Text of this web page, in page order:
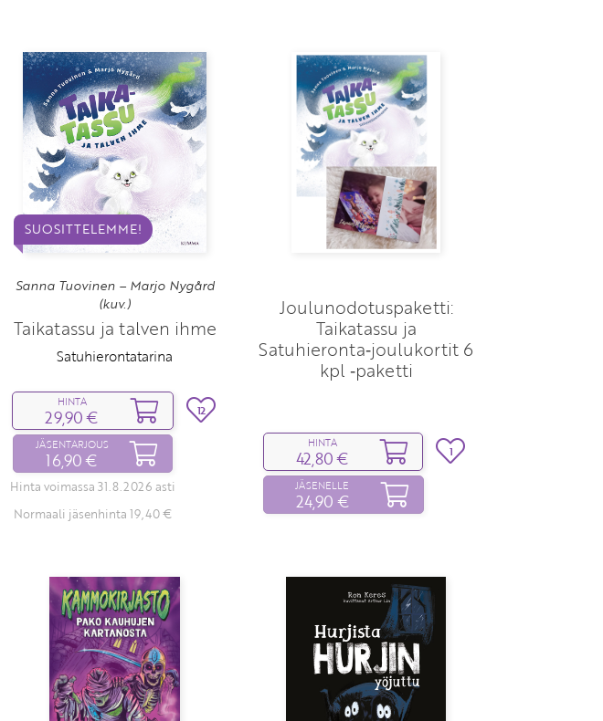
SUOSITTELEMME!
Sanna Tuovinen – Marjo Nygård
(kuv.)
Taikatassu ja talven ihme
Satuhierontatarina
HINTA
29,90 €
JÄSENTARJOUS
16,90 €
Hinta voimassa 31.8.2026 asti
Normaali jäsenhinta 19,40 €
12
Joulunodotuspaketti:
Taikatassu ja
Satuhieronta‑joulukortit 6
kpl ‑paketti
HINTA
42,80 €
JÄSENELLE
24,90 €
1